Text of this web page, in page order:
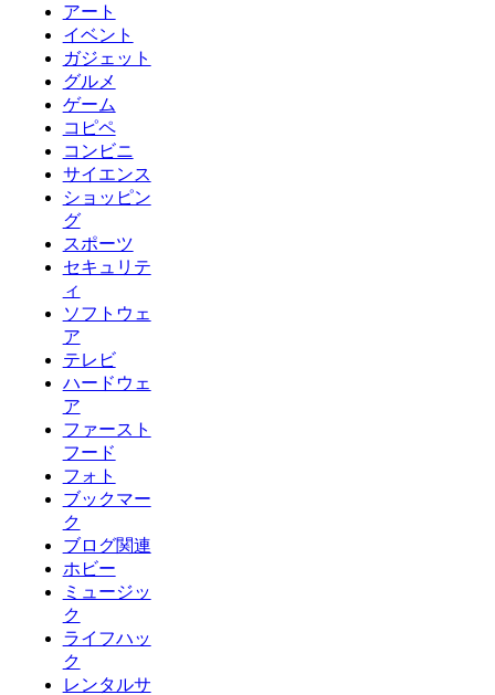
アート
イベント
ガジェット
グルメ
ゲーム
コピペ
コンビニ
サイエンス
ショッピン
グ
スポーツ
セキュリテ
ィ
ソフトウェ
ア
テレビ
ハードウェ
ア
ファースト
フード
フォト
ブックマー
ク
ブログ関連
ホビー
ミュージッ
ク
ライフハッ
ク
レンタルサ